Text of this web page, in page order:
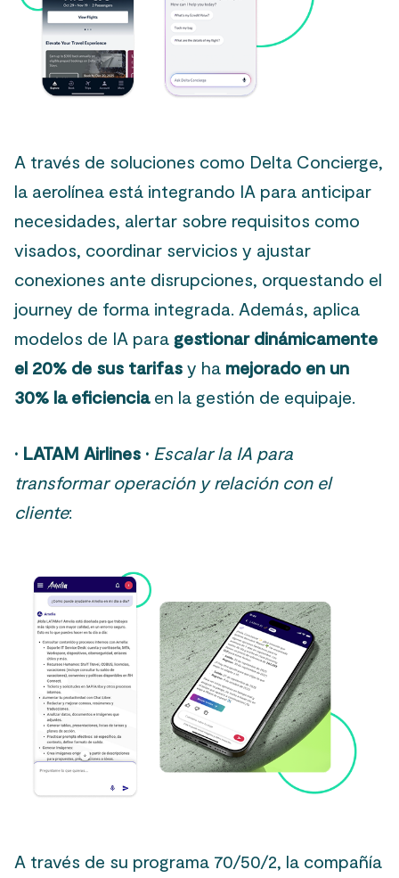
A través de soluciones como Delta Concierge,
la aerolínea está integrando IA para anticipar
necesidades, alertar sobre requisitos como
visados, coordinar servicios y ajustar
conexiones ante disrupciones, orquestando el
journey de forma integrada. Además, aplica
modelos de IA para gestionar dinámicamente
el 20% de sus tarifas y ha mejorado en un
30% la eficienciaen la gestión de equipaje.
· LATAM Airlines · Escalar la IA para
transformar operación y relación con el
cliente:
A través de su programa 70/50/2, la compañía